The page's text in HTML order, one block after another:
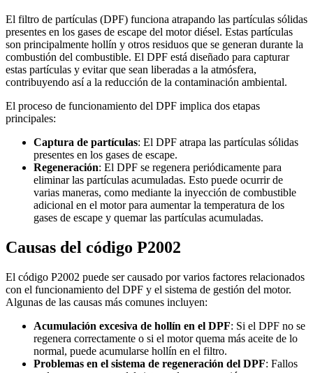
El filtro de partículas (DPF) funciona atrapando las partículas sólidas
presentes en los gases de escape del motor diésel. Estas partículas
son principalmente hollín y otros residuos que se generan durante la
combustión del combustible. El DPF está diseñado para capturar
estas partículas y evitar que sean liberadas a la atmósfera,
contribuyendo así a la reducción de la contaminación ambiental.
El proceso de funcionamiento del DPF implica dos etapas
principales:
Captura de partículas: El DPF atrapa las partículas sólidas
presentes en los gases de escape.
Regeneración: El DPF se regenera periódicamente para
eliminar las partículas acumuladas. Esto puede ocurrir de
varias maneras, como mediante la inyección de combustible
adicional en el motor para aumentar la temperatura de los
gases de escape y quemar las partículas acumuladas.
Causas del código P2002
El código P2002 puede ser causado por varios factores relacionados
con el funcionamiento del DPF y el sistema de gestión del motor.
Algunas de las causas más comunes incluyen:
Acumulación excesiva de hollín en el DPF: Si el DPF no se
regenera correctamente o si el motor quema más aceite de lo
normal, puede acumularse hollín en el filtro.
Problemas en el sistema de regeneración del DPF: Fallos